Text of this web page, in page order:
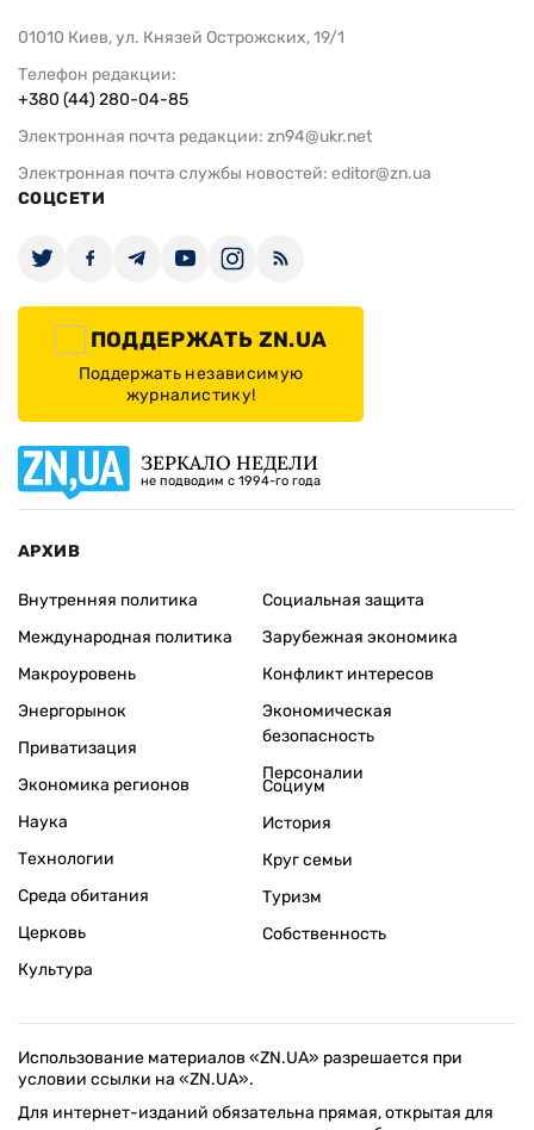
01010 Киев, ул. Князей Острожских, 19/1
Телефон редакции:
+380 (44) 280-04-85
Электронная почта редакции: zn94@ukr.net
Электронная почта службы новостей: editor@zn.ua
СОЦСЕТИ
ПОДДЕРЖАТЬ ZN.UA
Поддержать независимую
журналистику!
ЗЕРКАЛО НЕДЕЛИ
не подводим с 1994-го года
АРХИВ
Внутренняя политика
Международная политика
Макроуровень
Энергорынок
Приватизация
Экономика регионов
Социальная защита
Зарубежная экономика
Конфликт интересов
Экономическая
безопасность
Персоналии
Наука
Технологии
Среда обитания
Церковь
Культура
Социум
История
Круг семьи
Туризм
Собственность
Использование материалов «ZN.UA» разрешается при
условии ссылки на «ZN.UA».
Для интернет-изданий обязательна прямая, открытая для